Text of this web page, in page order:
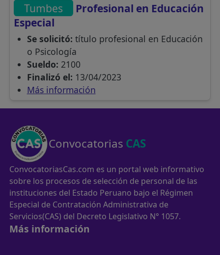
Tumbes
Profesional en Educación
Especial
Se solicitó: título profesional en Educación
o Psicología
Sueldo: 2100
Finalizó el: 13/04/2023
Más información
Convocatorias CAS
ConvocatoriasCas.com es un portal web informativo
sobre los procesos de selección de personal de las
instituciones del Estado Peruano bajo el Régimen
Especial de Contratación Administrativa de
Servicios(CAS) del Decreto Legislativo N° 1057.
Más información